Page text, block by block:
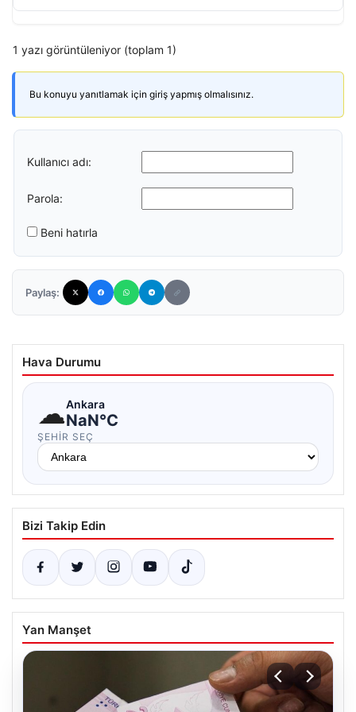
1 yazı görüntüleniyor (toplam 1)
Bu konuyu yanıtlamak için giriş yapmış olmalısınız.
Kullanıcı adı:
Parola:
Beni hatırla
Paylaş:
Hava Durumu
☁Ankara
NaN°C
ŞEHIR SEÇ
Bizi Takip Edin
Yan Manşet